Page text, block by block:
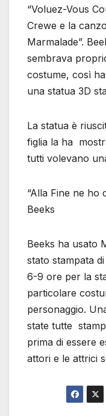
“Voluez-Vous
Crewe e la
Marmalade”.
sembrava
costume, così
una statua 3D
La statua è
figlia la ha
tutti volevano
“Alla Fine ne ho
Beeks
Beeks ha usato
stato stampata
6-9 ore per la
particolare
personaggio.
state tutte
prima di essere
attori e le attrici